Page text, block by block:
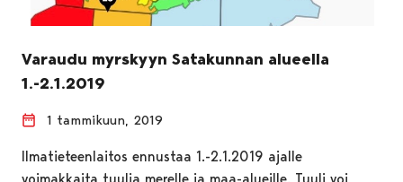
Varaudu myrskyyn Satakunnan alueella
1.-2.1.2019
1 tammikuun, 2019
Ilmatieteenlaitos ennustaa 1.-2.1.2019 ajalle